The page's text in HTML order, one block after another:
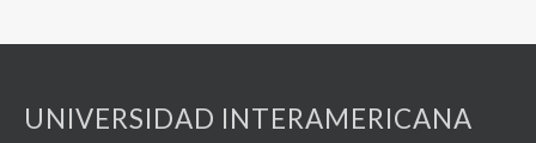
UNIVERSIDAD INTERAMERICANA